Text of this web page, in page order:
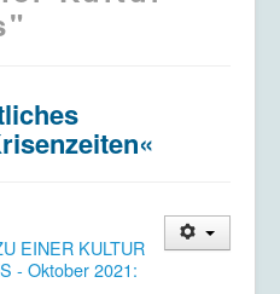
EINER KULTUR
- Oktober 2021: